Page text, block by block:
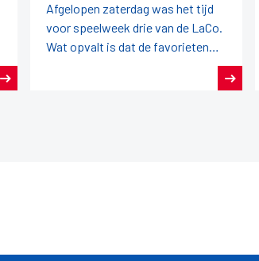
Afgelopen zaterdag was het tijd
voor speelweek drie van de LaCo.
Wat opvalt is dat de favorieten
voorafgaande aan de wedstrijden